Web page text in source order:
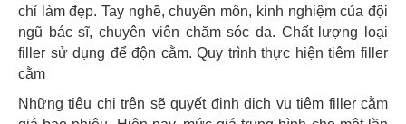
chỉ làm đẹp. Tay nghề, chuyên môn, kinh nghiệm của đội
ngũ bác sĩ, chuyên viên chăm sóc da. Chất lượng loại
filler sử dụng để độn cằm. Quy trình thực hiện tiêm filler
cằm
Những tiêu chi trên sẽ quyết định dịch vụ tiêm filler cằm